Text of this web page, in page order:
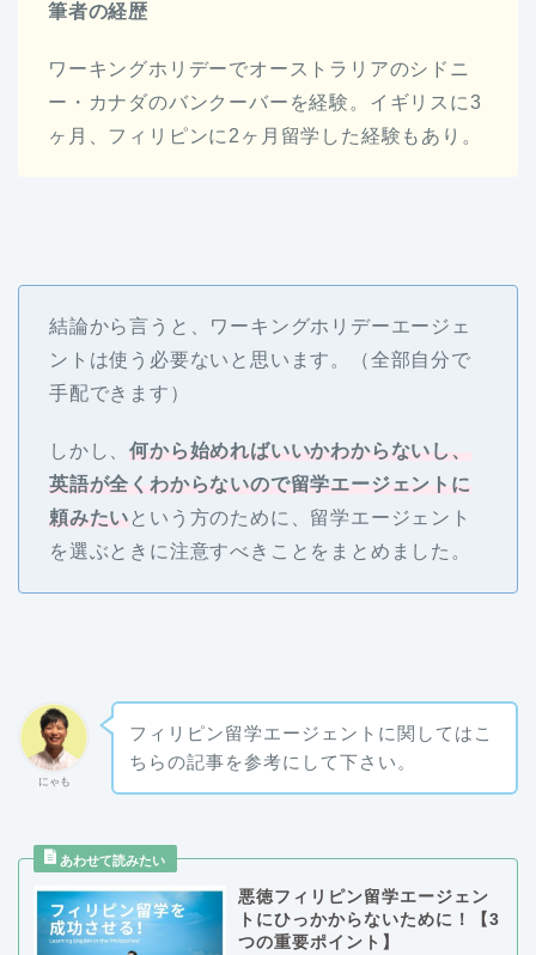
筆者の経歴
ワーキングホリデーでオーストラリアのシドニ
ー・カナダのバンクーバーを経験。イギリスに3
ヶ月、フィリピンに2ヶ月留学した経験もあり。
結論から言うと、ワーキングホリデーエージェ
ントは使う必要ないと思います。（全部自分で
手配できます）
しかし、何から始めればいいかわからないし、
英語が全くわからないので留学エージェントに
頼みたい という方のために、留学エージェント
を選ぶときに注意すべきことをまとめました。
にゃも
フィリピン留学エージェントに関してはこ
ちらの記事を参考にして下さい。
悪徳フィリピン留学エージェン
トにひっかからないために！【3
つの重要ポイント】